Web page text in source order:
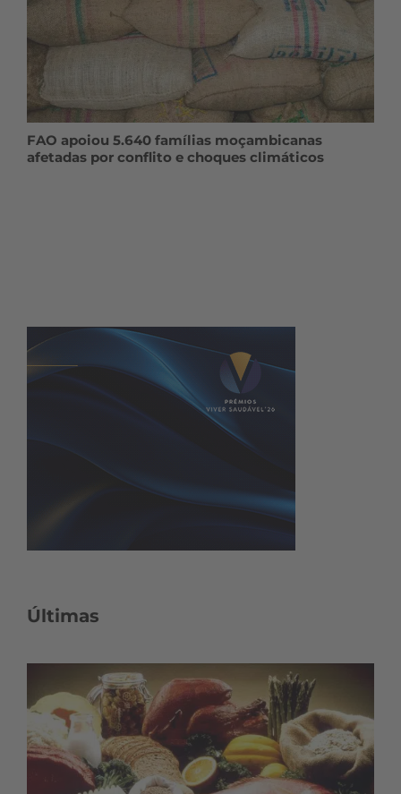
FAO apoiou 5.640 famílias moçambicanas
afetadas por conflito e choques climáticos
Últimas